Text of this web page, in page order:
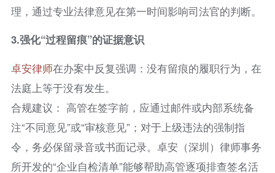
理，通过专业法律意见在第一时间影响司法官的判断。
3.强化“过程留痕”的证据意识
卓安律师在办案中反复强调：没有留痕的履职行为，在
法庭上等于没有发生。
合规建议： 高管在签字前，应通过邮件或内部系统备
注“不同意见”或“审核意见”；对于上级违法的强制指
令，务必保留录音或书面记录。卓安（深圳）律师事务
所开发的“企业自检清单”能够帮助高管逐项排查签名活